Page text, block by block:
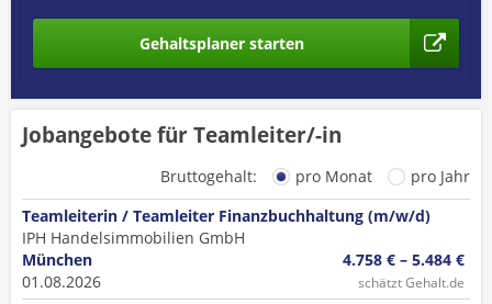
Gehaltsplaner starten
Jobangebote für Teamleiter/-in
Bruttogehalt: pro Monat
pro Jahr
Teamleiterin / Teamleiter Finanzbuchhaltung (m/w/d)
IPH Handelsimmobilien GmbH
München
01.08.2026
4.758 € – 5.484 €
schätzt Gehalt.de